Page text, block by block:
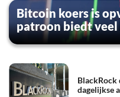
Bitcoin koers is
patroon biedt veel
dagelijkse